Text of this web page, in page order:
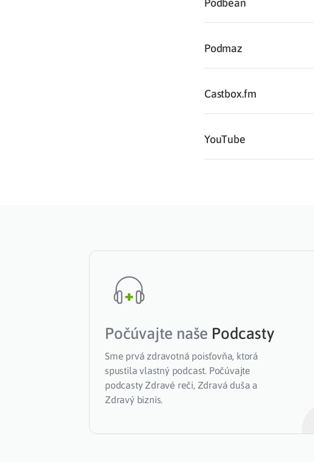
Podmaz
Castbox.fm
YouTube
Počúvajte naše Podcasty
Sme prvá zdravotná poisťovňa, ktorá
spustila vlastný podcast. Počúvajte
podcasty Zdravé reči, Zdravá duša a
Zdravý biznis.